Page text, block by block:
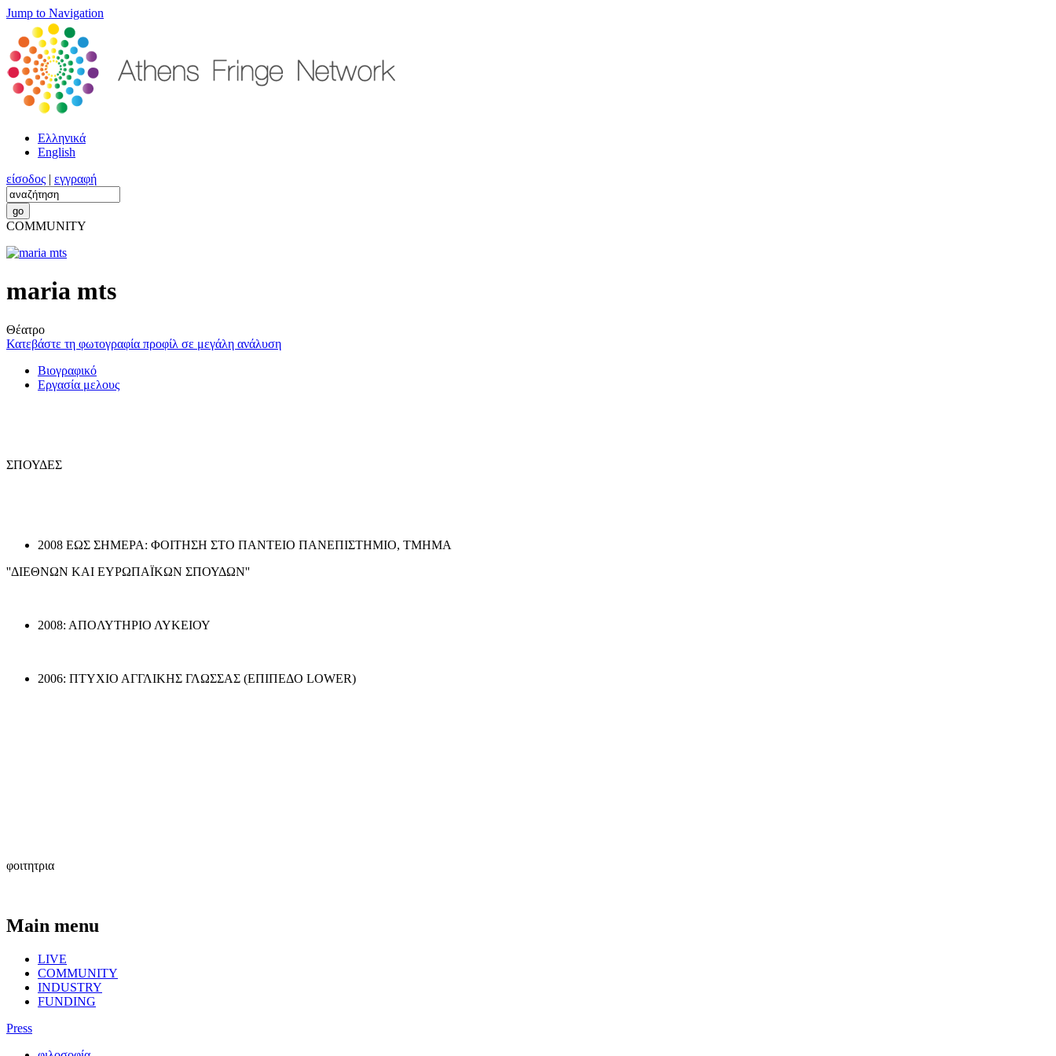
Jump to Navigation
Ελληνικά
English
είσοδος | εγγραφή
COMMUNITY
maria mts
Θέατρο
Κατεβάστε τη φωτογραφία προφίλ σε μεγάλη ανάλυση
Βιογραφικό
Εργασία μελους
ΣΠΟΥΔΕΣ
2008 ΕΩΣ ΣΗΜΕΡΑ: ΦΟΙΤΗΣΗ ΣΤΟ ΠΑΝΤΕΙΟ ΠΑΝΕΠΙΣΤΗΜΙΟ, ΤΜΗΜΑ
''ΔΙΕΘΝΩΝ ΚΑΙ ΕΥΡΩΠΑΪΚΩΝ ΣΠΟΥΔΩΝ''
2008: ΑΠOΛΥΤΗΡΙΟ ΛΥΚΕΙΟΥ
2006: ΠΤΥΧΙΟ ΑΓΓΛΙΚΗΣ ΓΛΩΣΣΑΣ (ΕΠΙΠΕΔΟ LOWER)
φοιτητρια
Main menu
LIVE
COMMUNITY
INDUSTRY
FUNDING
Press